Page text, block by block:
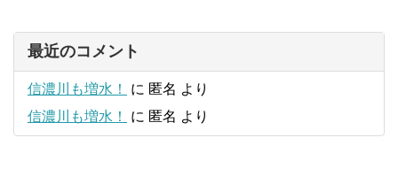
最近のコメント
信濃川も増水！ に 匿名 より
信濃川も増水！
に 匿名 より